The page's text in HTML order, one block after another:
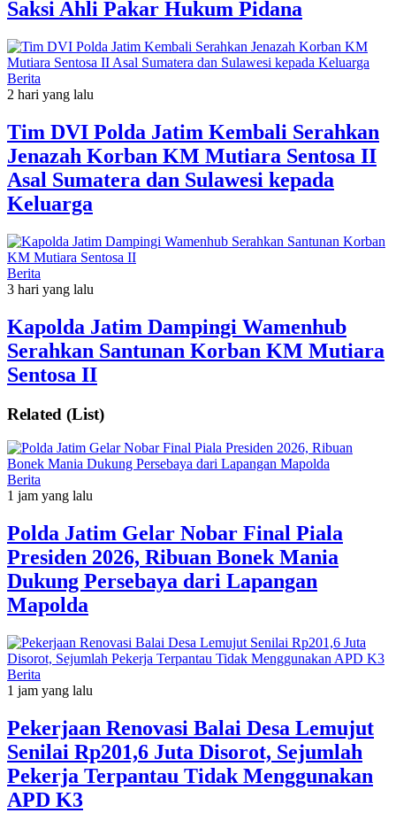
Saksi Ahli Pakar Hukum Pidana
Berita
2 hari yang lalu
Tim DVI Polda Jatim Kembali Serahkan
Jenazah Korban KM Mutiara Sentosa II
Asal Sumatera dan Sulawesi kepada
Keluarga
Berita
3 hari yang lalu
Kapolda Jatim Dampingi Wamenhub
Serahkan Santunan Korban KM Mutiara
Sentosa II
Related (List)
Berita
1 jam yang lalu
Polda Jatim Gelar Nobar Final Piala
Presiden 2026, Ribuan Bonek Mania
Dukung Persebaya dari Lapangan
Mapolda
Berita
1 jam yang lalu
Pekerjaan Renovasi Balai Desa Lemujut
Senilai Rp201,6 Juta Disorot, Sejumlah
Pekerja Terpantau Tidak Menggunakan
APD K3